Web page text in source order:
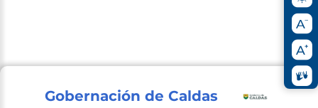
Gobernación de Caldas